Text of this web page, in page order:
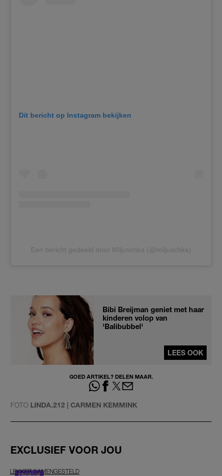
Dit bericht op Instagram bekijken
Een bericht gedeeld door Miljuschka (@miljuschka)
Bibi Breijman geniet met haar
kinderen volop van
'Balibubbel'
LEES OOK
GOED ARTIKEL? DELEN MAAR.
FOTO LINDA.212 | CARMEN KEMMINK
EXCLUSIEF VOOR JOU
LEKKER SAMENGESTELD